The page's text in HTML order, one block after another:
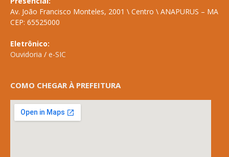
Av. João Francisco Monteles, 2001 \ Centro \ ANAPURUS – MA
CEP: 65525000
Eletrônico:
Ouvidoria / e-SIC
COMO CHEGAR À PREFEITURA